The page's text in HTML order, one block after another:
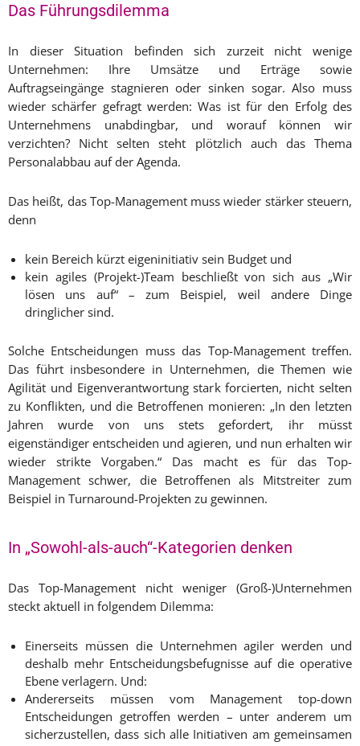
Das Führungsdilemma
In dieser Situation befinden sich zurzeit nicht wenige
Unternehmen: Ihre Umsätze und Erträge sowie
Auftragseingänge stagnieren oder sinken sogar. Also muss
wieder schärfer gefragt werden: Was ist für den Erfolg des
Unternehmens unabdingbar, und worauf können wir
verzichten? Nicht selten steht plötzlich auch das Thema
Personalabbau auf der Agenda.
Das heißt, das Top-Management muss wieder stärker steuern,
denn
kein Bereich kürzt eigeninitiativ sein Budget und
kein agiles (Projekt-)Team beschließt von sich aus „Wir
lösen uns auf“ – zum Beispiel, weil andere Dinge
dringlicher sind.
Solche Entscheidungen muss das Top-Management treffen.
Das führt insbesondere in Unternehmen, die Themen wie
Agilität und Eigenverantwortung stark forcierten, nicht selten
zu Konflikten, und die Betroffenen monieren: „In den letzten
Jahren wurde von uns stets gefordert, ihr müsst
eigenständiger entscheiden und agieren, und nun erhalten wir
wieder strikte Vorgaben.“ Das macht es für das Top-
Management schwer, die Betroffenen als Mitstreiter zum
Beispiel in Turnaround-Projekten zu gewinnen.
In „Sowohl-als-auch“-Kategorien denken
Das Top-Management nicht weniger (Groß-)Unternehmen
steckt aktuell in folgendem Dilemma:
Einerseits müssen die Unternehmen agiler werden und
deshalb mehr Entscheidungsbefugnisse auf die operative
Ebene verlagern. Und:
Andererseits müssen vom Management top-down
Entscheidungen getroffen werden – unter anderem um
sicherzustellen, dass sich alle Initiativen am gemeinsamen